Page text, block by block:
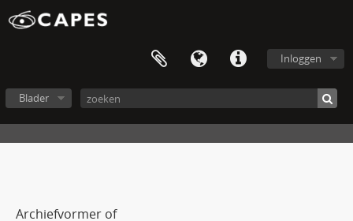
Inloggen
Blader
Archiefvormer of